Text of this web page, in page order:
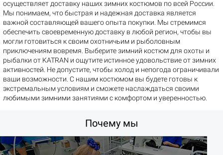
осуществляет доставку наших зимних костюмов по всей России.
Мы понимаем, что быстрая и надежная доставка является
важной составляющей вашего опыта покупки. Мы стремимся
обеспечить своевременную доставку в любой регион, чтобы вы
могли готовиться к своим охотничьим и рыболовным
приключениям вовремя. Выберите зимний костюм для охоты и
рыбалки от KATRAN и ощутите истинное удовольствие от зимних
активностей. Не допустите, чтобы холод и непогода ограничивали
ваши возможности. С нашим костюмом вы будете готовы к
экстремальным условиям и сможете наслаждаться своими
любимыми зимними занятиями с комфортом и уверенностью.
Почему мы